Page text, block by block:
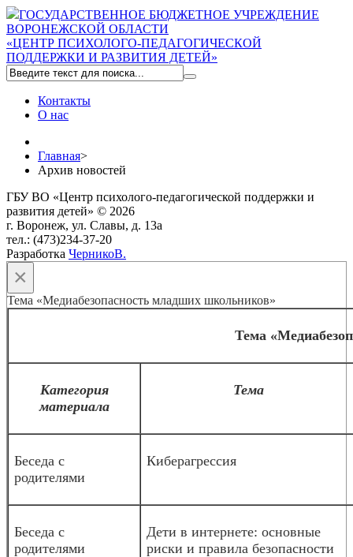
ГОСУДАРСТВЕННОЕ БЮДЖЕТНОЕ УЧРЕЖДЕНИЕ
ВОРОНЕЖСКОЙ ОБЛАСТИ
«ЦЕНТР ПСИХОЛОГО-ПЕДАГОГИЧЕСКОЙ
ПОДДЕРЖКИ И РАЗВИТИЯ ДЕТЕЙ»
Контакты
О нас
Главная>
Архив новостей
ГБУ ВО «Центр психолого-педагогической поддержки и
развития детей» © 2026
г. Воронеж, ул. Славы, д. 13а
тел.: (473)234-37-20
Разработка ЧерникоВ.
×
Тема «Медиабезопасность младших школьников»
Тема
Категория
материала
Тема
Беседа с
родителями
Киберагрессия
Беседа с
родителями
Дети в интернете: основные
риски и правила безопасности